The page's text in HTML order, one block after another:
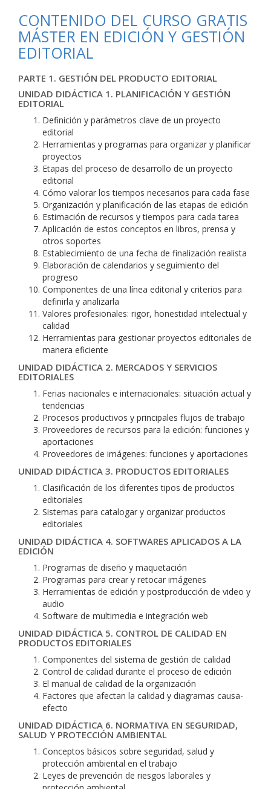
CONTENIDO DEL CURSO GRATIS
MÁSTER EN EDICIÓN Y GESTIÓN
EDITORIAL
PARTE 1. GESTIÓN DEL PRODUCTO EDITORIAL
UNIDAD DIDÁCTICA 1. PLANIFICACIÓN Y GESTIÓN
EDITORIAL
Definición y parámetros clave de un proyecto
editorial
Herramientas y programas para organizar y planificar
proyectos
Etapas del proceso de desarrollo de un proyecto
editorial
Cómo valorar los tiempos necesarios para cada fase
Organización y planificación de las etapas de edición
Estimación de recursos y tiempos para cada tarea
Aplicación de estos conceptos en libros, prensa y
otros soportes
Establecimiento de una fecha de finalización realista
Elaboración de calendarios y seguimiento del
progreso
Componentes de una línea editorial y criterios para
definirla y analizarla
Valores profesionales: rigor, honestidad intelectual y
calidad
Herramientas para gestionar proyectos editoriales de
manera eficiente
UNIDAD DIDÁCTICA 2. MERCADOS Y SERVICIOS
EDITORIALES
Ferias nacionales e internacionales: situación actual y
tendencias
Procesos productivos y principales flujos de trabajo
Proveedores de recursos para la edición: funciones y
aportaciones
Proveedores de imágenes: funciones y aportaciones
UNIDAD DIDÁCTICA 3. PRODUCTOS EDITORIALES
Clasificación de los diferentes tipos de productos
editoriales
Sistemas para catalogar y organizar productos
editoriales
UNIDAD DIDÁCTICA 4. SOFTWARES APLICADOS A LA
EDICIÓN
Programas de diseño y maquetación
Programas para crear y retocar imágenes
Herramientas de edición y postproducción de video y
audio
Software de multimedia e integración web
UNIDAD DIDÁCTICA 5. CONTROL DE CALIDAD EN
PRODUCTOS EDITORIALES
Componentes del sistema de gestión de calidad
Control de calidad durante el proceso de edición
El manual de calidad de la organización
Factores que afectan la calidad y diagramas causa-
efecto
UNIDAD DIDÁCTICA 6. NORMATIVA EN SEGURIDAD,
SALUD Y PROTECCIÓN AMBIENTAL
Conceptos básicos sobre seguridad, salud y
protección ambiental en el trabajo
Leyes de prevención de riesgos laborales y